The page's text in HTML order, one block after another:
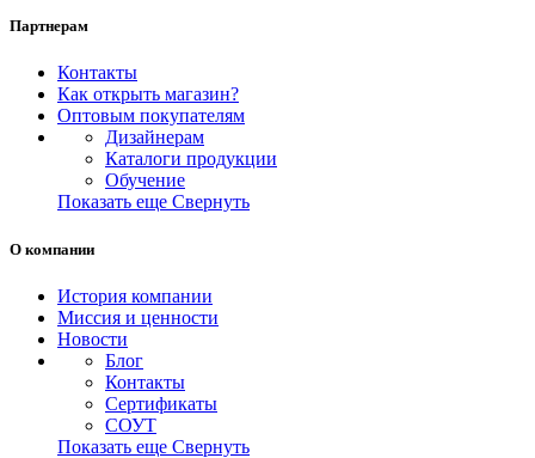
Партнерам
Контакты
Как открыть магазин?
Оптовым покупателям
Дизайнерам
Каталоги продукции
Обучение
Показать еще Свернуть
О компании
История компании
Миссия и ценности
Новости
Блог
Контакты
Сертификаты
СОУТ
Показать еще Свернуть